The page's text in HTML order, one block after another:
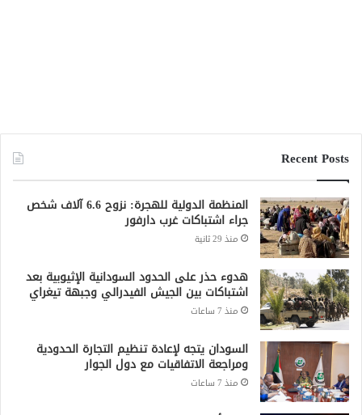
Recent Posts
المنظمة الدولية للهجرة: نزوح 6.6 آلاف شخص
جراء اشتباكات غرب دارفور
منذ 29 ثانية
هدوء حذر على الحدود السودانية الإثيوبية بعد
اشتباكات بين الجيش الفيدرالي وجبهة تيغراي
منذ 7 ساعات
السودان يتجه لإعادة تنظيم التجارة الحدودية
ومراجعة الاتفاقيات مع دول الجوار
منذ 7 ساعات